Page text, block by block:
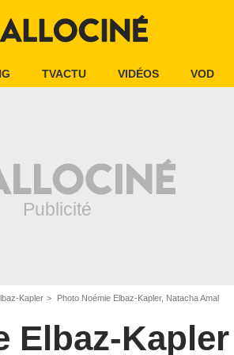
TVACTU VIDÉOS VOD
Kapler Photo Noémie Elbaz-Kapler, Natacha Amal
Elbaz-Kapler